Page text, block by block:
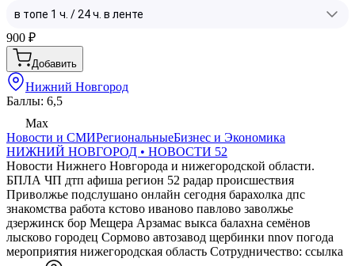
900 ₽
Добавить
Нижний Новгород
Баллы: 6,5
Max
Новости и СМИРегиональныеБизнес и Экономика
НИЖНИЙ НОВГОРОД • НОВОСТИ 52
Новости Нижнего Новгорода и нижегородской области.
БПЛА ЧП дтп афиша регион 52 радар происшествия
Приволжье подслушано онлайн сегодня барахолка дпс
знакомства работа кстово иваново павлово заволжье
дзержинск бор Мещера Арзамас выкса балахна семёнов
лысково городец Сормово автозавод щербинки nnov погода
мероприятия нижегородская область Сотрудничество: ссылка